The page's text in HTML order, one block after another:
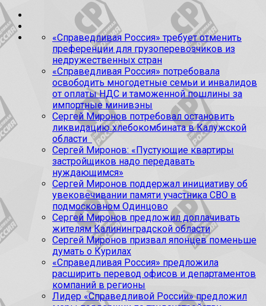
«Справедливая Россия» требует отменить
преференции для грузоперевозчиков из
недружественных стран
«Справедливая Россия» потребовала
освободить многодетные семьи и инвалидов
от оплаты НДС и таможенной пошлины за
импортные минивэны
Сергей Миронов потребовал остановить
ликвидацию хлебокомбината в Калужской
области
Сергей Миронов: «Пустующие квартиры
застройщиков надо передавать
нуждающимся»
Сергей Миронов поддержал инициативу об
увековечивании памяти участника СВО в
подмосковном Одинцово
Сергей Миронов предложил доплачивать
жителям Калининградской области
Сергей Миронов призвал японцев поменьше
думать о Курилах
«Справедливая Россия» предложила
расширить перевод офисов и департаментов
компаний в регионы
Лидер «Справедливой России» предложил